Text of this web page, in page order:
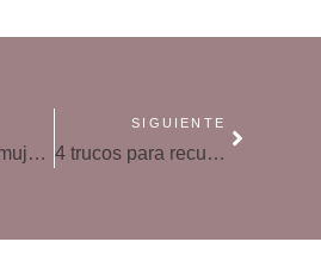
Ojo seco: las mujeres tienen un riesgo 5 veces mayor
SIGUIENTE
4 trucos para recuperar la belleza de tu piel